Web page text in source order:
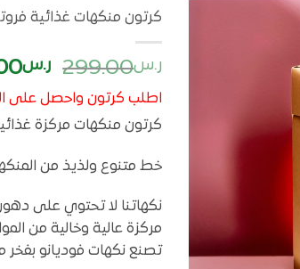
كرتون منكهات غذائية فروتي بوكس 144 علبة
ر.س299.00
هو:
ر.س299.00.
ر.س
اطلب كرتون واحصل على
كرتون منكهات مركزة غذائية يحتوي على 144
خط متنوع ولذيذ من
نكهاتنا لا تحتوي على
مركزة عالية وخالية من
تصنع نكهات فوديانو بفخر